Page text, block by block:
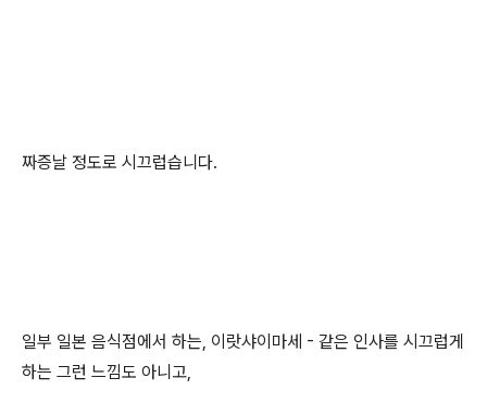
짜증날 정도로 시끄럽습니다.
일부 일본 음식점에서 하는, 이랏샤이마세 - 같은 인사를 시끄럽게
하는 그런 느낌도 아니고,